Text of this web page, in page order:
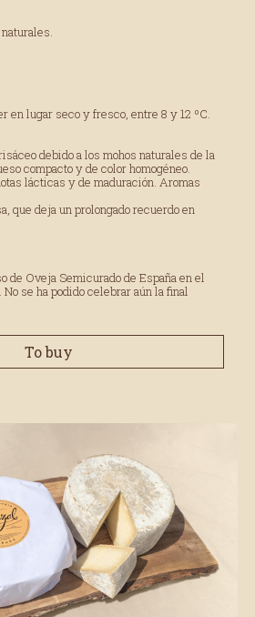
en lugar seco y fresco, entre 8 y 12 ºC.
debido a los mohos naturales de la
compacto y de color homogéneo.
lácticas y de maduración. Aromas
que deja un prolongado recuerdo en
de Oveja Semicurado de España en el
se ha podido celebrar aún la final
To buy